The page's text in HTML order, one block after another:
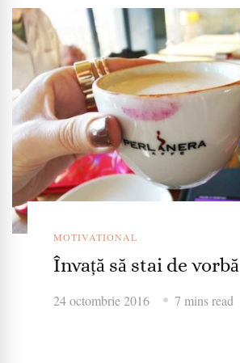
MOTIVATIONAL
Învață să stai de vorbă
24 octombrie 2016 7 mins read